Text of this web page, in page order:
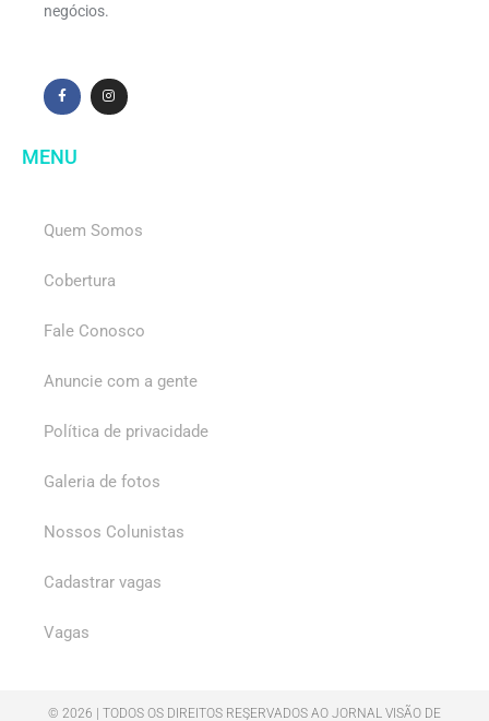
negócios.
MENU
Quem Somos
Cobertura
Fale Conosco
Anuncie com a gente
Política de privacidade
Galeria de fotos
Nossos Colunistas
Cadastrar vagas
Vagas
© 2026 | TODOS OS DIREITOS RESERVADOS AO JORNAL VISÃO DE